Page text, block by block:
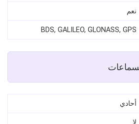
نعم
BDS, GALILEO, GLONASS, GPS
أحادي